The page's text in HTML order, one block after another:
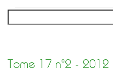
Tome 17 n°2 - 2012